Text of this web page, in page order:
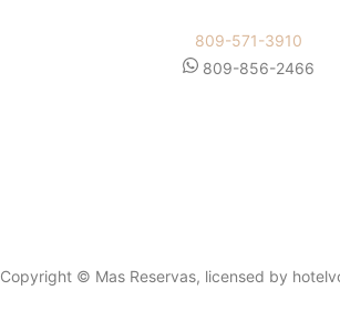
809-571-3910
809-856-2466
Copyright © Mas Reservas, licensed by